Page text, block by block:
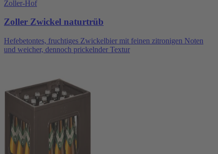
Zoller-Hof
Zoller Zwickel naturtrüb
Hefebetontes, fruchtiges Zwickelbier mit feinen zitronigen Noten
und weicher, dennoch prickelnder Textur